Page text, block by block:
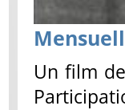
Un film